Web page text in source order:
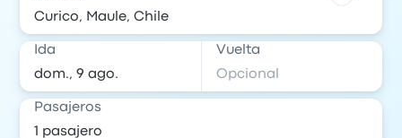
Ida Vuelta
Pasajeros